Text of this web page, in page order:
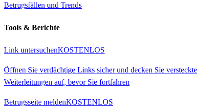
Betrugsfällen und Trends
Tools & Berichte
Link untersuchenKOSTENLOS
Öffnen Sie verdächtige Links sicher und decken Sie versteckte
Weiterleitungen auf, bevor Sie fortfahren
Betrugsseite meldenKOSTENLOS